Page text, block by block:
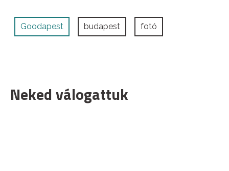
Goodapest budapest fotó
Neked válogattuk